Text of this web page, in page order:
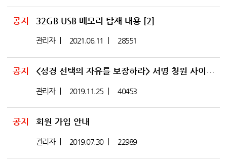
공지 32GB USB 메모리 탑재 내용 [2]
관리자 2021.06.11 28551
공지 <성경 선택의 자유를 보장하라> 서명 청원 사이트 개설
관리자 2019.11.25 40453
공지 회원 가입 안내
관리자 2019.07.30 22989